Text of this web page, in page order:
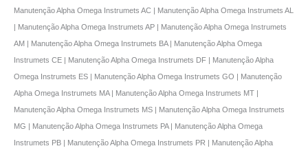
Manutenção Alpha Omega Instrumets AC | Manutenção Alpha Omega Instrumets AL
| Manutenção Alpha Omega Instrumets AP | Manutenção Alpha Omega Instrumets
AM | Manutenção Alpha Omega Instrumets BA | Manutenção Alpha Omega
Instrumets CE | Manutenção Alpha Omega Instrumets DF | Manutenção Alpha
Omega Instrumets ES | Manutenção Alpha Omega Instrumets GO | Manutenção
Alpha Omega Instrumets MA | Manutenção Alpha Omega Instrumets MT |
Manutenção Alpha Omega Instrumets MS | Manutenção Alpha Omega Instrumets
MG | Manutenção Alpha Omega Instrumets PA | Manutenção Alpha Omega
Instrumets PB | Manutenção Alpha Omega Instrumets PR | Manutenção Alpha